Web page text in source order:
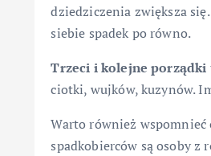
dziedziczenia zwiększa
siebie spadek po równo.
Trzeci i kolejne porządki
ciotki, wujków, kuzynów.
Warto również wspomnieć
spadkobierców są osoby z